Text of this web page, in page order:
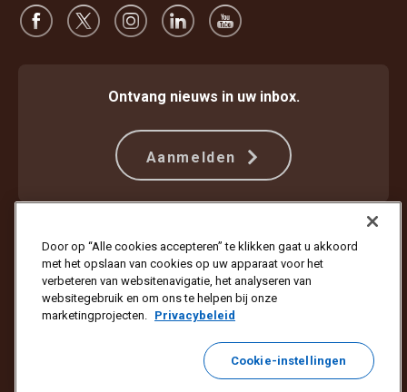
Ontvang nieuws in uw inbox.
Aanmelden
Gebruiksvoorwaarden website
Privacyverklaring
Cookie-instellingen
Copyright © 1994 - 2026 United Parcel Service of America, Inc. Alle
rechten voorbehouden. Wilt u geen e-mailupdates meer ontvangen?
Meld u hier af
Om alle andere e-mailvoorkeuren van UPS bij te werken of om u af te
melden voor marketing-e-mails van UPS, klikt u hier.
Door op “Alle cookies accepteren” te klikken gaat u akkoord
met het opslaan van cookies op uw apparaat voor het
verbeteren van websitenavigatie, het analyseren van
websitegebruik en om ons te helpen bij onze
marketingprojecten. Privacybeleid
Cookie-instellingen